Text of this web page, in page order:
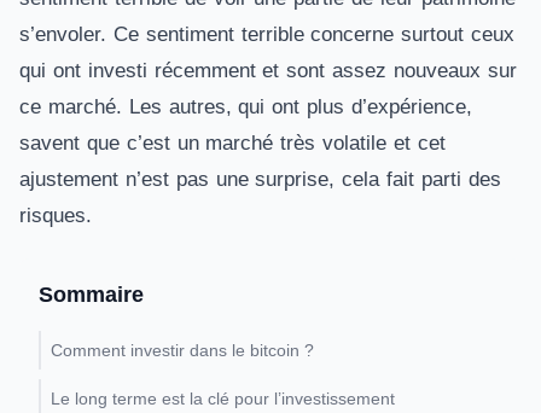
s’envoler. Ce sentiment terrible concerne surtout ceux
qui ont investi récemment et sont assez nouveaux sur
ce marché. Les autres, qui ont plus d’expérience,
savent que c’est un marché très volatile et cet
ajustement n’est pas une surprise, cela fait parti des
risques.
Sommaire
Comment investir dans le bitcoin ?
Le long terme est la clé pour l’investissement